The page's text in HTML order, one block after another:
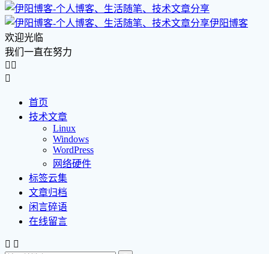
伊阳博客
欢迎光临
我们一直在努力
 

首页
技术文章
Linux
Windows
WordPress
网络硬件
标签云集
文章归档
闲言碎语
在线留言
 